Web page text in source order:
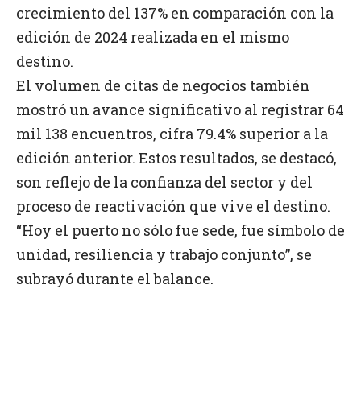
crecimiento del 137% en comparación con la
edición de 2024 realizada en el mismo
destino.
El volumen de citas de negocios también
mostró un avance significativo al registrar 64
mil 138 encuentros, cifra 79.4% superior a la
edición anterior. Estos resultados, se destacó,
son reflejo de la confianza del sector y del
proceso de reactivación que vive el destino.
“Hoy el puerto no sólo fue sede, fue símbolo de
unidad, resiliencia y trabajo conjunto”, se
subrayó durante el balance.